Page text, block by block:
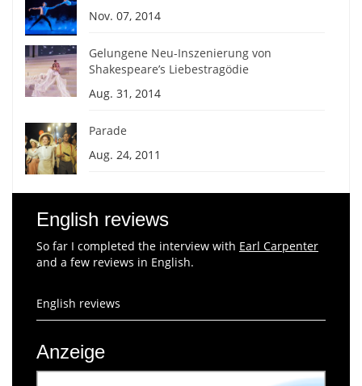
Nov. 07, 2014
Gelungene Neu-Inszenierung von
Shakespeare’s Liebestragödie
Aug. 31, 2014
Parade
Aug. 24, 2011
English reviews
So far I completed the interview with Earl Carpenter
and a few reviews in English.
English reviews
Anzeige